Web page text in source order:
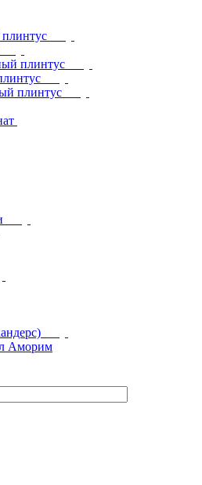
плинтус
плинтус
Аморим